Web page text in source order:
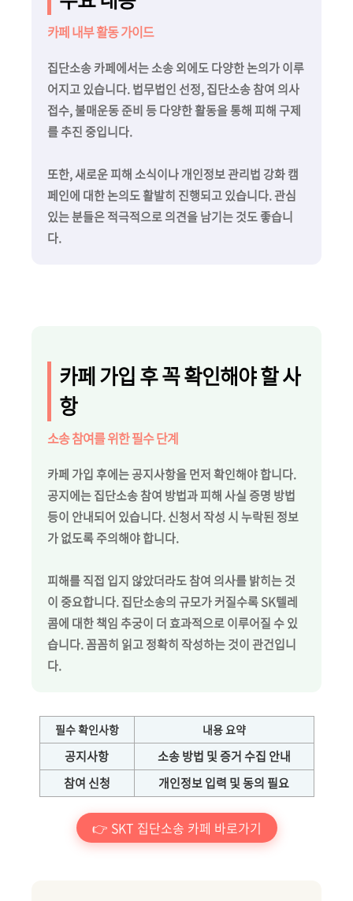
카페 내부 활동 가이드
집단소송 카페에서는 소송 외에도 다양한 논의가 이루
어지고 있습니다. 법무법인 선정, 집단소송 참여 의사
접수, 불매운동 준비 등 다양한 활동을 통해 피해 구제
를 추진 중입니다.
또한, 새로운 피해 소식이나 개인정보 관리법 강화 캠
페인에 대한 논의도 활발히 진행되고 있습니다. 관심
있는 분들은 적극적으로 의견을 남기는 것도 좋습니
다.
카페 가입 후 꼭 확인해야 할 사
항
소송 참여를 위한 필수 단계
카페 가입 후에는 공지사항을 먼저 확인해야 합니다.
공지에는 집단소송 참여 방법과 피해 사실 증명 방법
등이 안내되어 있습니다. 신청서 작성 시 누락된 정보
가 없도록 주의해야 합니다.
피해를 직접 입지 않았더라도 참여 의사를 밝히는 것
이 중요합니다. 집단소송의 규모가 커질수록 SK텔레
콤에 대한 책임 추궁이 더 효과적으로 이루어질 수 있
습니다. 꼼꼼히 읽고 정확히 작성하는 것이 관건입니
다.
필수 확인사항 내용 요약
공지사항
소송 방법 및 증거 수집 안내
참여 신청
개인정보 입력 및 동의 필요
👉 SKT 집단소송 카페 바로가기